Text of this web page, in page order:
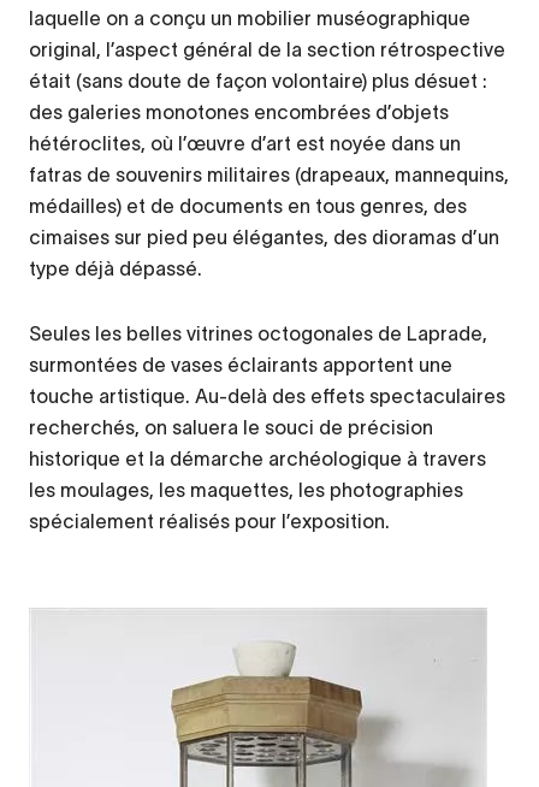
laquelle on a conçu un mobilier muséographique
original, l’aspect général de la section rétrospective
était (sans doute de façon volontaire) plus désuet :
des galeries monotones encombrées d’objets
hétéroclites, où l’œuvre d’art est noyée dans un
fatras de souvenirs militaires (drapeaux, mannequins,
médailles) et de documents en tous genres, des
cimaises sur pied peu élégantes, des dioramas d’un
type déjà dépassé.
Seules les belles vitrines octogonales de Laprade,
surmontées de vases éclairants apportent une
touche artistique. Au-delà des effets spectaculaires
recherchés, on saluera le souci de précision
historique et la démarche archéologique à travers
les moulages, les maquettes, les photographies
spécialement réalisés pour l’exposition.